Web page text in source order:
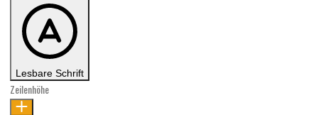
Lesbare Schrift
Zeilenhöhe